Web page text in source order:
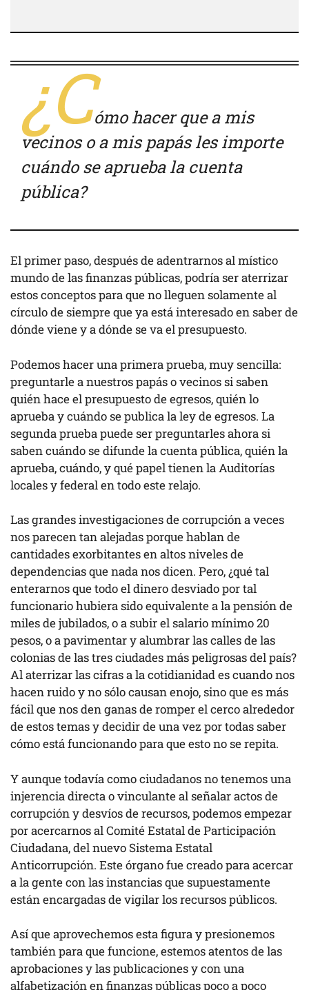
¿Cómo hacer que a mis
vecinos o a mis papás les importe
cuándo se aprueba la cuenta
pública?
El primer paso, después de adentrarnos al místico
mundo de las finanzas públicas, podría ser aterrizar
estos conceptos para que no lleguen solamente al
círculo de siempre que ya está interesado en saber de
dónde viene y a dónde se va el presupuesto.
Podemos hacer una primera prueba, muy sencilla:
preguntarle a nuestros papás o vecinos si saben
quién hace el presupuesto de egresos, quién lo
aprueba y cuándo se publica la ley de egresos. La
segunda prueba puede ser preguntarles ahora si
saben cuándo se difunde la cuenta pública, quién la
aprueba, cuándo, y qué papel tienen la Auditorías
locales y federal en todo este relajo.
Las grandes investigaciones de corrupción a veces
nos parecen tan alejadas porque hablan de
cantidades exorbitantes en altos niveles de
dependencias que nada nos dicen. Pero, ¿qué tal
enterarnos que todo el dinero desviado por tal
funcionario hubiera sido equivalente a la pensión de
miles de jubilados, o a subir el salario mínimo 20
pesos, o a pavimentar y alumbrar las calles de las
colonias de las tres ciudades más peligrosas del país?
Al aterrizar las cifras a la cotidianidad es cuando nos
hacen ruido y no sólo causan enojo, sino que es más
fácil que nos den ganas de romper el cerco alrededor
de estos temas y decidir de una vez por todas saber
cómo está funcionando para que esto no se repita.
Y aunque todavía como ciudadanos no tenemos una
injerencia directa o vinculante al señalar actos de
corrupción y desvíos de recursos, podemos empezar
por acercarnos al Comité Estatal de Participación
Ciudadana, del nuevo Sistema Estatal
Anticorrupción. Este órgano fue creado para acercar
a la gente con las instancias que supuestamente
están encargadas de vigilar los recursos públicos.
Así que aprovechemos esta figura y presionemos
también para que funcione, estemos atentos de las
aprobaciones y las publicaciones y con una
alfabetización en finanzas públicas poco a poco